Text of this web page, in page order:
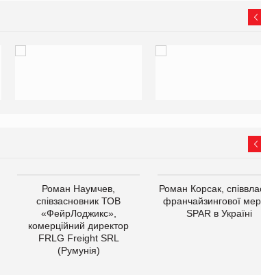
Роман Наумчев,
співзасновник ТОВ
«ФейрЛоджикс»,
комерційний директор
FRLG Freight SRL
(Румунія)
Роман Корсак,
франчайзингової
SPAR в Україні